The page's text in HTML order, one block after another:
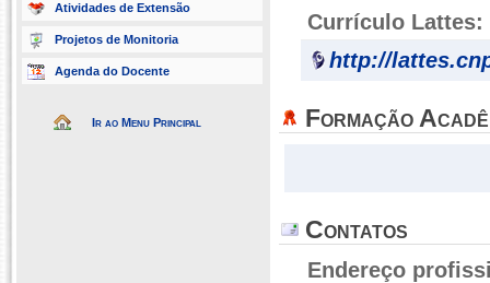
Atividades de Extensão
Projetos de Monitoria
Agenda do Docente
Ir ao Menu Principal
Currículo Lattes:
http://
Formação
Contatos
Endereço